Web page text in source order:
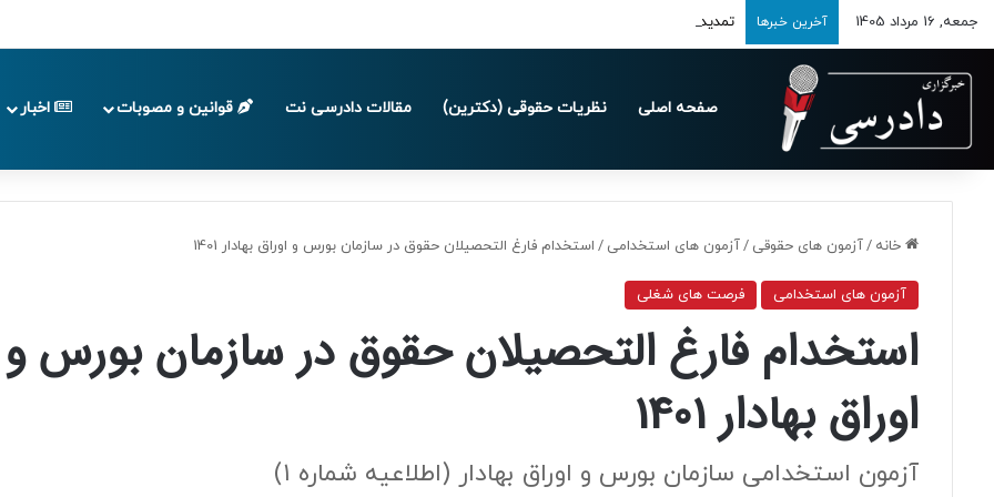
جمعه, 16 مرداد 1405 آخرین خبرها تمدید مهلت ارسال اظهارنامه‌های مالیاتی تا پایان تابستان 1405
صفحه اصلی نظریات حقوقی (دکترین) مقالات دادرسی نت قوانین و مصوبات اخبار
خانه /آزمون های حقوقی /آزمون های استخدامی / استخدام فارغ‌ التحصیلان حقوق در سازمان بورس و اوراق بهادار 1401
آزمون های استخدامی فرصت های شغلی
استخدام فارغ‌ التحصیلان حقوق در سازمان بورس و
اوراق بهادار 1401
آزمون استخدامی سازمان بورس و اوراق بهادار (اطلاعیه شماره ۱)